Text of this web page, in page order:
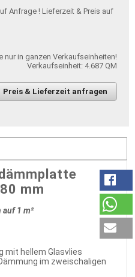
Lieferzeit & Preis auf
nur in ganzen Verkaufseinheiten!
Verkaufseinheit: 4.687 QM
Preis & Lieferzeit anfragen
mm
1 m²
mit hellem Glasvlies
im zweischaligen